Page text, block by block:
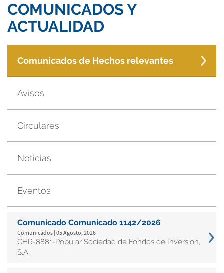
COMUNICADOS Y
ACTUALIDAD
Comunicados de Hechos relevantes
Avisos
Circulares
Noticias
Eventos
Comunicado Comunicado 1142/2026
Comunicados | 05 Agosto, 2026
CHR-8881-Popular Sociedad de Fondos de Inversión,
S.A.